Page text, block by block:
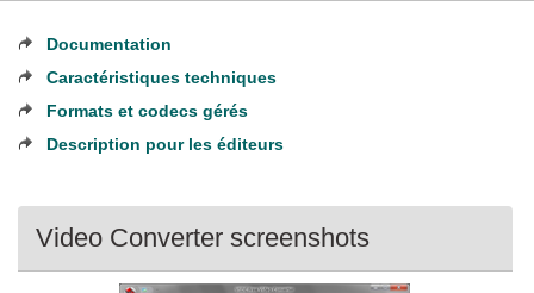
Documentation
Caractéristiques techniques
Formats et codecs gérés
Description pour les éditeurs
Video Converter screenshots